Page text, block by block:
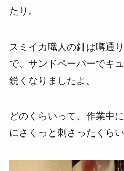
たり。
スミイカ職人の針は噂通
で、サンドペーパーでキ
鋭くなりましたよ。
どのくらいって、作業中
にさくっと刺さったくらい